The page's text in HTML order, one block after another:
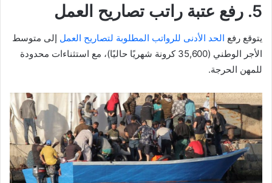
5. رفع عتبة راتب تصاريح العمل
يتوقع رفع الحد الأدنى للرواتب المطلوبة لتصاريح العمل إلى متوسط
الأجر الوطني (35,600 كرونة شهريًا حاليًا)، مع استثناءات محدودة
للمهن الحرجة.